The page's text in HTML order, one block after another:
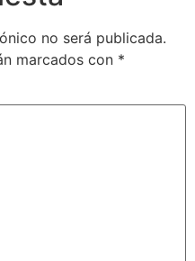
no será publicada.
marcados con *